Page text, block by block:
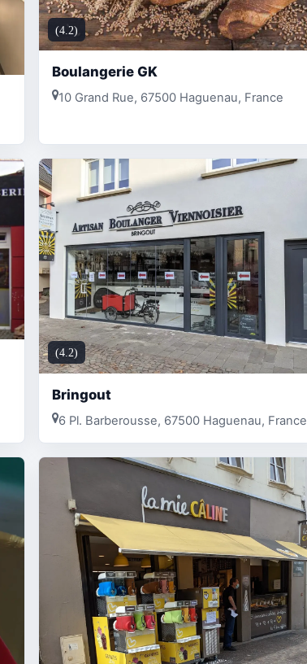
(4.2)
Boulangerie GK
10 Grand Rue, 67500 Haguenau, France
(4.2)
Bringout
6 Pl. Barberousse, 67500 Haguenau, France